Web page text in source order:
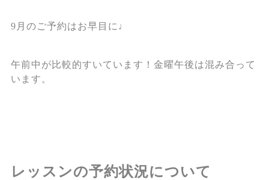
9月のご予約はお早目に♩
午前中が比較的すいています！金曜午後は混み合って
います。
レッスンの予約状況について